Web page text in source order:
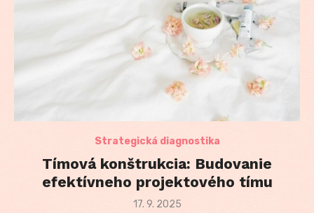
Strategická diagnostika
Tímová konštrukcia: Budovanie
efektívneho projektového tímu
Posted
17. 9. 2025